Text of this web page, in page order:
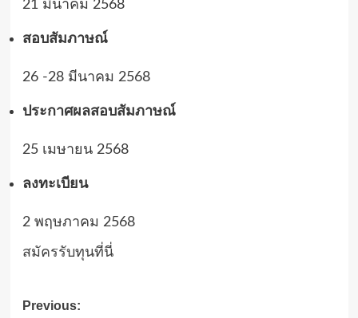
21 มีนาคม 2568
สอบสัมภาษณ์
26 -28 มีนาคม 2568
ประกาศผลสอบสัมภาษณ์
25 เมษายน 2568
ลงทะเบียน
2 พฤษภาคม 2568
สมัครรับทุนที่นี่
Post
Previous: